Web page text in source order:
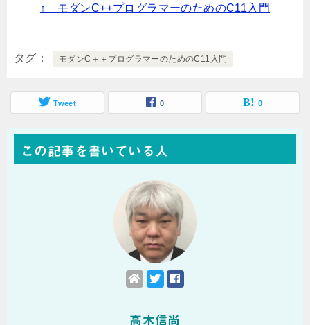
↑ モダンC++プログラマーのためのC11入門
タグ モダンC＋＋プログラマーのためのC11入門
Tweet 0 0
この記事を書いている人
高木信尚